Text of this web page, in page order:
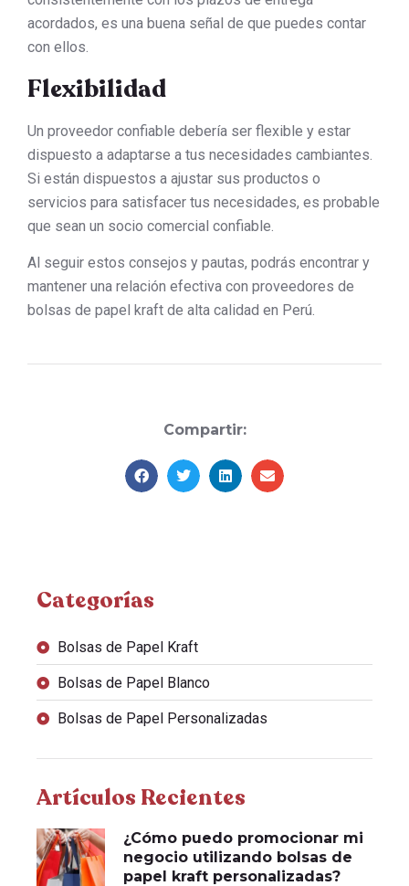
acordados, es una buena señal de que puedes contar
con ellos.
Flexibilidad
Un proveedor confiable debería ser flexible y estar
dispuesto a adaptarse a tus necesidades cambiantes.
Si están dispuestos a ajustar sus productos o
servicios para satisfacer tus necesidades, es probable
que sean un socio comercial confiable.
Al seguir estos consejos y pautas, podrás encontrar y
mantener una relación efectiva con proveedores de
bolsas de papel kraft de alta calidad en Perú.
Compartir:
Categorías
Bolsas de Papel Kraft
Bolsas de Papel Blanco
Bolsas de Papel Personalizadas
Artículos Recientes
¿Cómo puedo promocionar mi
negocio utilizando bolsas de
papel kraft personalizadas?